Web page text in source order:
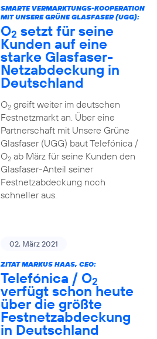
SMARTE VERMARKTUNGS-KOOPERATION
MIT UNSERE GRÜNE GLASFASER (UGG):
O2 setzt für seine
Kunden auf eine
starke Glasfaser-
Netzabdeckung in
Deutschland
O2greift weiter im deutschen
Festnetzmarkt an. Über eine
Partnerschaft mit Unsere Grüne
Glasfaser (UGG) baut Telefónica /
O2ab März für seine Kunden den
Glasfaser-Anteil seiner
Festnetzabdeckung noch
schneller aus.
02. März 2021
ZITAT MARKUS HAAS, CEO:
Telefónica / O2
verfügt schon heute
über die größte
Festnetzabdeckung
in Deutschland